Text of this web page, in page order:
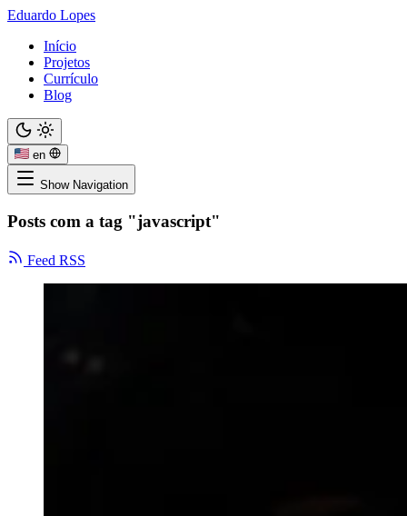
Eduardo Lopes
Início
Projetos
Currículo
Blog
en
Show Navigation
Posts com a tag "javascript"
Feed RSS